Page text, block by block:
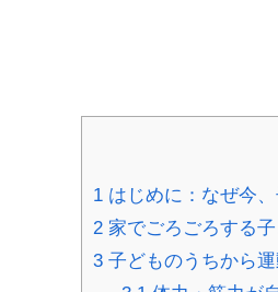
1 はじめに：なぜ今
2 家でごろごろする
3 子どものうちから